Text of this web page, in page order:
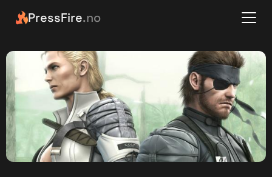
PressFire.no